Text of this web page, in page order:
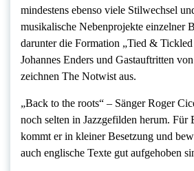
mindestens ebenso viele Stilwechsel
musikalische Nebenprojekte einzelner
darunter die Formation „Tied &
Johannes Enders und Gastauftritten
zeichnen The Notwist aus.
„Back to the roots“ – Sänger Roger
noch selten in Jazzgefilden herum.
kommt er in kleiner Besetzung und
auch englische Texte gut aufgehoben